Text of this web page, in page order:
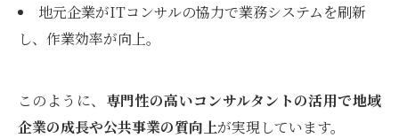
地元企業がITコンサルの協力で業務システムを刷新
し、作業効率が向上。
このように、 専門性の高いコンサルタントの活用で地域
企業の成長や公共事業の質向上が実現しています。